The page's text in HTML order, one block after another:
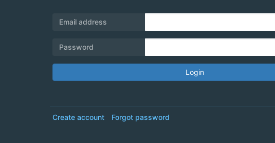
Email address
Password
Login
Create account Forgot password